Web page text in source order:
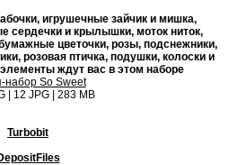
игрушечные зайчик и мишка,
сердечки и крылышки, моток ниток,
цветочки, розы, подснежники,
розовая птичка, подушки, колоски и
ждут вас в этом наборе
набор So Sweet
| 12 JPG | 283 MB
Turbobit